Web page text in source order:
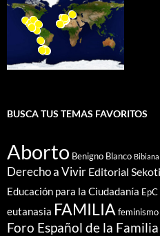
BUSCA TUS TEMAS FAVORITOS
Aborto Benigno Blanco
Derecho a Vivir Editorial
Educación para la Ciudadanía EpC
eutanasia FAMILIA feminismo
Foro Español de la Familia